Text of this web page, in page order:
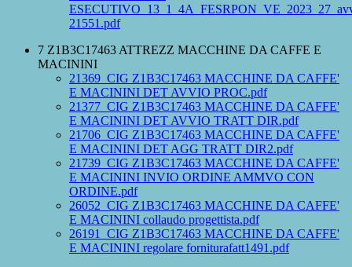
21551.pdf
7 Z1B3C17463 ATTREZZ MACCHINE DA CAFFE E
MACININI
21369_CIG Z1B3C17463 MACCHINE DA CAFFE'
E MACININI DET AVVIO PROC.pdf
21377_CIG Z1B3C17463 MACCHINE DA CAFFE'
E MACININI DET AVVIO TRATT DIR.pdf
21706_CIG Z1B3C17463 MACCHINE DA CAFFE'
E MACININI DET AGG TRATT DIR2.pdf
21739_CIG Z1B3C17463 MACCHINE DA CAFFE'
E MACININI INVIO ORDINE AMMVO CON
ORDINE.pdf
26052_CIG Z1B3C17463 MACCHINE DA CAFFE'
E MACININI collaudo progettista.pdf
26191_CIG Z1B3C17463 MACCHINE DA CAFFE'
E MACININI regolare forniturafatt1491.pdf